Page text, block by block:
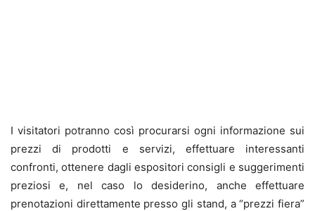
I visitatori potranno così procurarsi ogni informazione sui
prezzi di prodotti e servizi, effettuare interessanti
confronti, ottenere dagli espositori consigli e suggerimenti
preziosi e, nel caso lo desiderino, anche effettuare
prenotazioni direttamente presso gli stand, a “prezzi fiera”